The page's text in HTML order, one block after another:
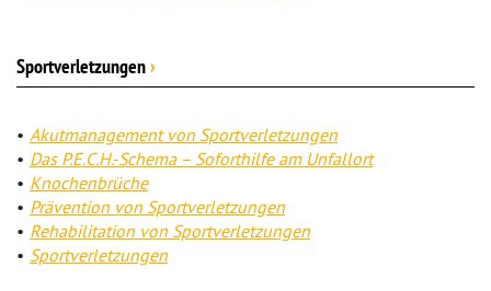
Sportverletzungen›
Akutmanagement von Sportverletzungen
Das P.E.C.H.-Schema – Soforthilfe am Unfallort
Knochenbrüche
Prävention von Sportverletzungen
Rehabilitation von Sportverletzungen
Sportverletzungen